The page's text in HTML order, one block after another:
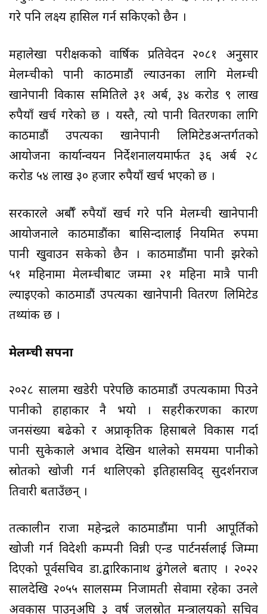
गरे पनि लक्ष्य हासिल गर्न सकिएको छैन ।
महालेखा परीक्षकको वार्षिक प्रतिवेदन २०८१ अनुसार
मेलम्चीको पानी काठमाडौं ल्याउनका लागि मेलम्ची
खानेपानी विकास समितिले ३१ अर्ब, ३४ करोड ९ लाख
रुपैयाँ खर्च गरेको छ । यस्तै, त्यो पानी वितरणका लागि
काठमाडौं उपत्यका खानेपानी लिमिटेडअन्तर्गतको
आयोजना कार्यान्वयन निर्देशनालयमार्फत ३६ अर्ब २८
करोड ५४ लाख ३० हजार रुपैयाँ खर्च भएको छ ।
सरकारले अर्बौँ रुपैयाँ खर्च गरे पनि मेलम्ची खानेपानी
आयोजनाले काठमाडौंका बासिन्दालाई नियमित रुपमा
पानी खुवाउन सकेको छैन । काठमाडौंमा पानी झरेको
५१ महिनामा मेलम्चीबाट जम्मा २१ महिना मात्रै पानी
ल्याइएको काठमाडौं उपत्यका खानेपानी वितरण लिमिटेड
तथ्यांक छ ।
मेलम्ची सपना
२०२८ सालमा खडेरी परेपछि काठमाडौं उपत्यकामा पिउने
पानीको हाहाकार नै भयो । सहरीकरणका कारण
जनसंख्या बढेको र अप्राकृतिक हिसाबले विकास गर्दा
पानी सुकेकाले अभाव देखिन थालेको समयमा पानीको
स्रोतको खोजी गर्न थालिएको इतिहासविद् सुदर्शनराज
तिवारी बताउँछन् ।
तत्कालीन राजा महेन्द्रले काठमाडौंमा पानी आपूर्तिको
खोजी गर्न विदेशी कम्पनी विन्नी एन्ड पार्टनर्सलाई जिम्मा
दिएको पूर्वसचिव डा.द्वारिकानाथ ढुंगेलले बताए । २०२२
सालदेखि २०५५ सालसम्म निजामती सेवामा रहेका उनले
अवकास पाउनुअघि ३ वर्ष जलस्रोत मन्त्रालयको सचिव